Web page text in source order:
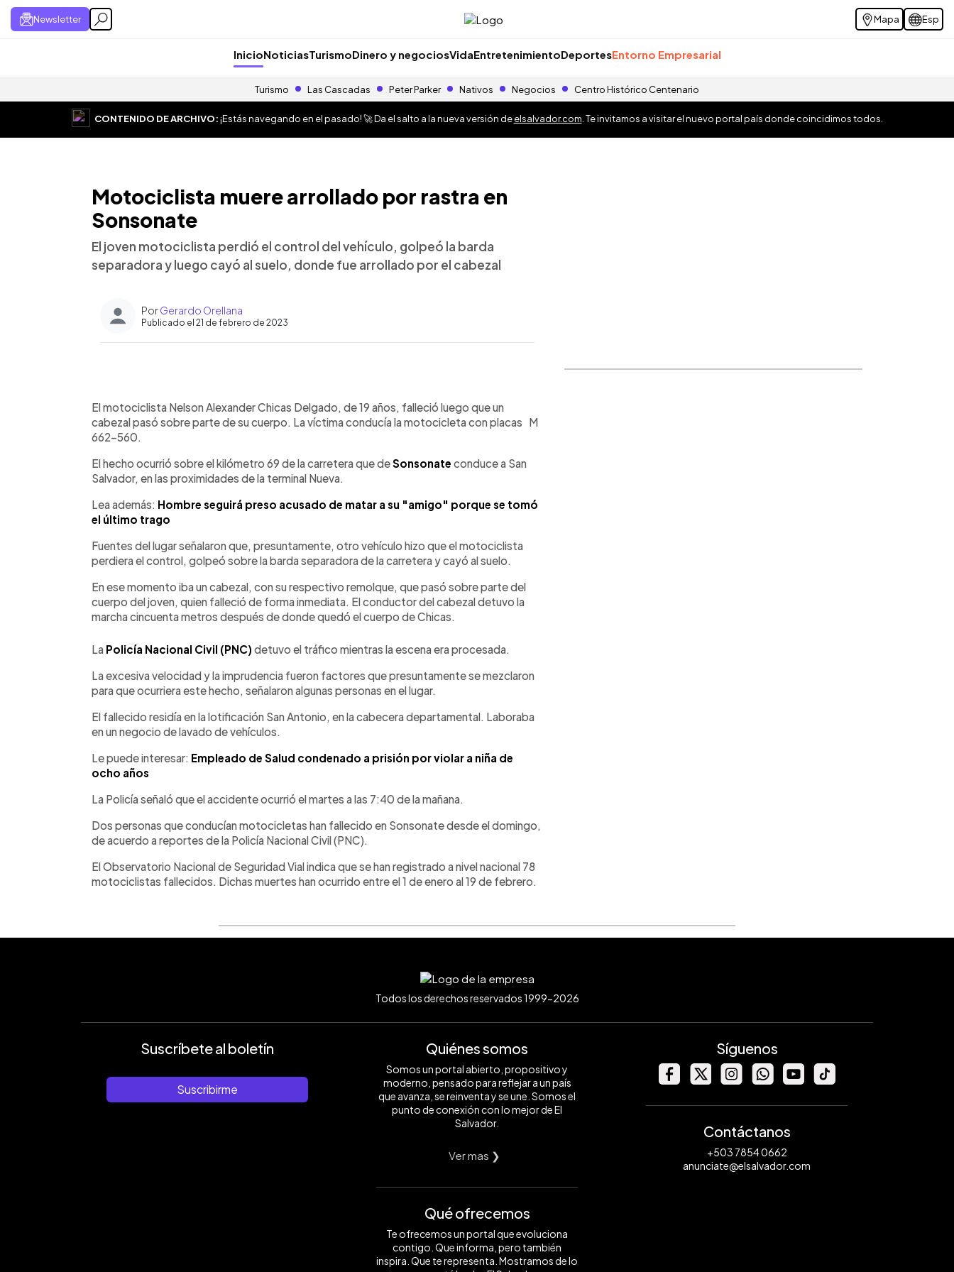
Newsletter Mapa Esp
InicioNoticiasTurismoDinero y negociosVidaEntretenimientoDeportesEntorno Empresarial
Turismo Las Cascadas Peter Parker Nativos Negocios Centro Histórico Centenario
CONTENIDO DE ARCHIVO:¡Estás navegando en el pasado! 🚀 Da el salto a la nueva versión deelsalvador.com . Te invitamos a visitar el nuevo portal país donde coincidimos todos.
Motociclista muere arrollado por rastra en
Sonsonate
El joven motociclista perdió el control del vehículo, golpeó la barda
separadora y luego cayó al suelo, donde fue arrollado por el cabezal
PorGerardo Orellana
Publicado el 21 de febrero de 2023
► Escuchar artículo
El motociclista Nelson Alexander Chicas Delgado, de 19 años, falleció luego que un
cabezal pasó sobre parte de su cuerpo. La víctima conducía la motocicleta con placas M
662-560.
El hecho ocurrió sobre el kilómetro 69 de la carretera que deSonsonate conduce a San
Salvador, en las proximidades de la terminal Nueva.
Lea además: Hombre seguirá preso acusado de matar a su "amigo" porque se tomó
el último trago
Fuentes del lugar señalaron que, presuntamente, otro vehículo hizo que el motociclista
perdiera el control, golpeó sobre la barda separadora de la carretera y cayó al suelo.
En ese momento iba un cabezal, con su respectivo remolque, que pasó sobre parte del
cuerpo del joven, quien falleció de forma inmediata. El conductor del cabezal detuvo la
marcha cincuenta metros después de donde quedó el cuerpo de Chicas.
La Policía Nacional Civil (PNC) detuvo el tráfico mientras la escena era procesada.
La excesiva velocidad y la imprudencia fueron factores que presuntamente se mezclaron
para que ocurriera este hecho, señalaron algunas personas en el lugar.
El fallecido residía en la lotificación San Antonio, en la cabecera departamental. Laboraba
en un negocio de lavado de vehículos.
Le puede interesar: Empleado de Salud condenado a prisión por violar a niña de
ocho años
La Policía señaló que el accidente ocurrió el martes a las 7:40 de la mañana.
Dos personas que conducían motocicletas han fallecido en Sonsonate desde el domingo,
de acuerdo a reportes de la Policía Nacional Civil (PNC).
El Observatorio Nacional de Seguridad Vial indica que se han registrado a nivel nacional 78
motociclistas fallecidos. Dichas muertes han ocurrido entre el 1 de enero al 19 de febrero.
Todos los derechos reservados 1999-2026
Suscríbete al boletín
Suscribirme
Quiénes somos
Somos un portal abierto, propositivo y
moderno, pensado para reflejar a un país
que avanza, se reinventa y se une. Somos el
punto de conexión con lo mejor de El
Salvador.
Ver mas ❯
Qué ofrecemos
Te ofrecemos un portal que evoluciona
contigo. Que informa, pero también
inspira. Que te representa. Mostramos de lo
Síguenos
Contáctanos
+503 7854 0662
anunciate@elsalvador.com